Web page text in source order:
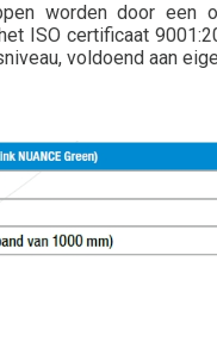
worden door een
ISO certificaat
voldoend aan